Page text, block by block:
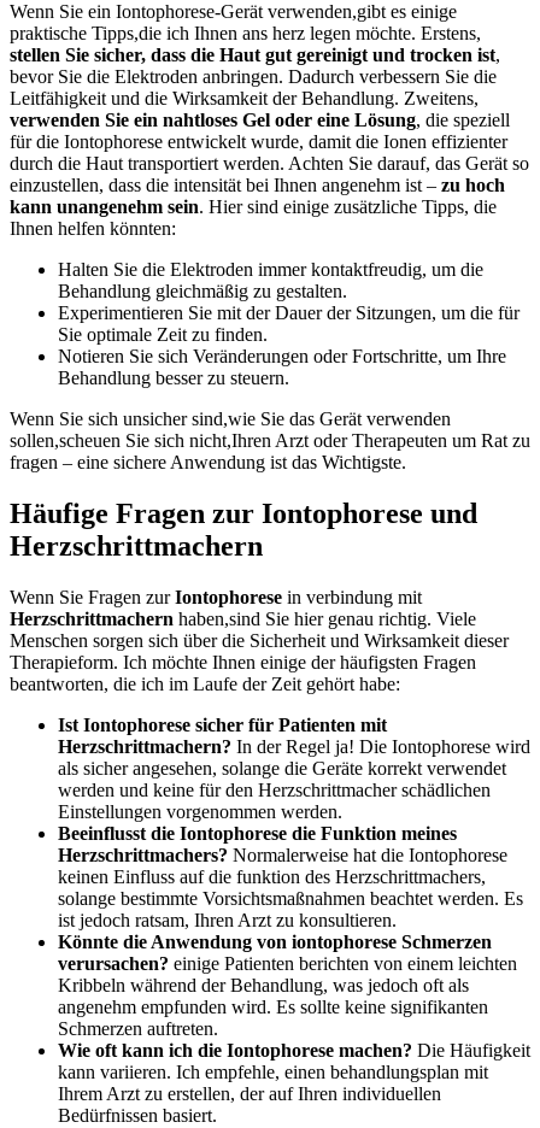
Wenn Sie ein Iontophorese-Gerät verwenden,gibt⁤ es einige
praktische Tipps,die ich Ihnen ans herz legen ​möchte. ⁣Erstens,
stellen Sie ⁣sicher, dass die Haut gut gereinigt und trocken ist,⁤
bevor Sie die Elektroden anbringen. Dadurch verbessern Sie die
Leitfähigkeit und die Wirksamkeit der Behandlung. ​Zweitens,
verwenden Sie⁣ ein nahtloses Gel oder​ eine Lösung, die speziell
für die Iontophorese entwickelt wurde, damit die Ionen effizienter
durch die⁣ Haut​ transportiert werden. Achten Sie darauf, das Gerät so
einzustellen, dass die intensität bei Ihnen angenehm ist – zu hoch
kann unangenehm sein. Hier ⁣sind einige zusätzliche Tipps, die
Ihnen helfen könnten:
Halten ​Sie die Elektroden immer kontaktfreudig, um die
Behandlung gleichmäßig zu gestalten.
Experimentieren Sie mit der Dauer der Sitzungen,⁢ um die für​
Sie optimale Zeit‌ zu finden.
Notieren Sie sich Veränderungen oder Fortschritte,‌ um Ihre
Behandlung besser zu steuern.
Wenn Sie sich unsicher sind,wie Sie ⁣das‌ Gerät verwenden
sollen,scheuen Sie sich nicht,Ihren ‌Arzt oder Therapeuten um Rat zu
fragen – eine sichere Anwendung ist das Wichtigste.
Häufige Fragen zur Iontophorese und
Herzschrittmachern
Wenn Sie Fragen zurIontophorese in verbindung mit
Herzschrittmachern haben,sind Sie hier genau richtig. Viele
Menschen sorgen sich über die Sicherheit und Wirksamkeit dieser‌
Therapieform. Ich möchte Ihnen einige der häufigsten Fragen
beantworten, die ich im Laufe der ⁣Zeit ‌gehört habe:
Ist Iontophorese sicher für ‍Patienten mit
Herzschrittmachern? In der​ Regel ja! ‌Die Iontophorese wird
als sicher angesehen, solange die Geräte korrekt verwendet
werden und keine für den⁢ Herzschrittmacher schädlichen
Einstellungen vorgenommen werden.
Beeinflusst die Iontophorese die Funktion meines
Herzschrittmachers? Normalerweise hat die Iontophorese
keinen Einfluss auf die funktion des Herzschrittmachers,
solange bestimmte Vorsichtsmaßnahmen beachtet⁣ werden. Es
⁣ist jedoch ⁣ratsam, Ihren Arzt zu konsultieren.
Könnte die Anwendung von iontophorese Schmerzen
verursachen? einige Patienten berichten von einem leichten
Kribbeln⁤ während der Behandlung, was jedoch oft als
angenehm empfunden wird. Es sollte keine signifikanten
Schmerzen auftreten.
Wie oft kann ich ⁣die Iontophorese machen? Die Häufigkeit
kann variieren. Ich empfehle, einen behandlungsplan mit
Ihrem Arzt zu erstellen, der ⁢auf Ihren individuellen
‌Bedürfnissen basiert.